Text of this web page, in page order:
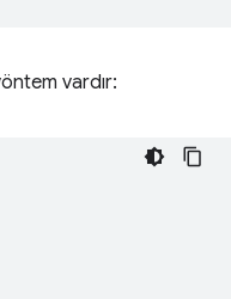
vardır: